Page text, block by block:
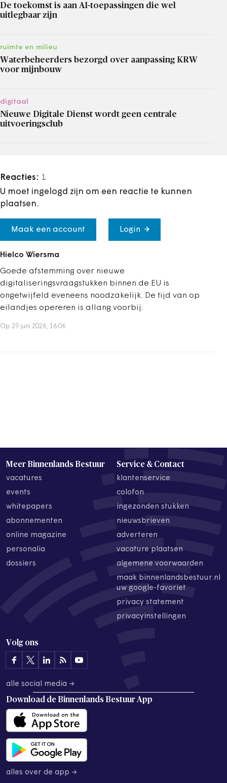
De toekomst is aan AI-toepassingen die wel
uitlegbaar zijn
ruimte en milieu
Waterbeheerders bezorgd over aanpassing KRW
voor mijnbouw
digitaal
Nieuwe Digitale Dienst wordt geen centrale
uitvoeringsclub
Reacties: 1
U moet ingelogd zijn om een reactie te kunnen
plaatsen.
Maak een account Login
Hielco Wiersma
Goede afstemming over nieuwe
digitaliseringsvraagstukken binnen de EU is
ongetwijfeld eveneens noodzakelijk. De tijd van op
eilandjes opereren is allang voorbij.
Op 29 juni 2026, 16:06
Meer Binnenlands Bestuur
vacatures
events
whitepapers
abonnementen
online magazine
personalia
dossiers
Service & Contact
klantenservice
colofon
ingezonden stukken
nieuwsbrieven
adverteren
vacature plaatsen
algemene voorwaarden
maak binnenlandsbestuur.nl
uw google-favoriet
privacy statement
privacyinstellingen
Volg ons
alle social media →
Download de Binnenlands Bestuur App
alles over de app →